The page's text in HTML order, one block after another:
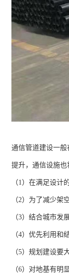
通信管道建设一
提升，通信设施也
（1）在满足设计
（2）为了减少架
（3）结合城市发
（4）优先利用和
（5）规划建设要
（6）对地基有明